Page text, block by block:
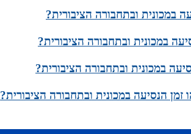
במכונית ובתחבורה הציבורית?
במכונית ובתחבורה הציבורית?
במכונית ובתחבורה הציבורית?
הנסיעה במכונית ובתחבורה הציבורית?